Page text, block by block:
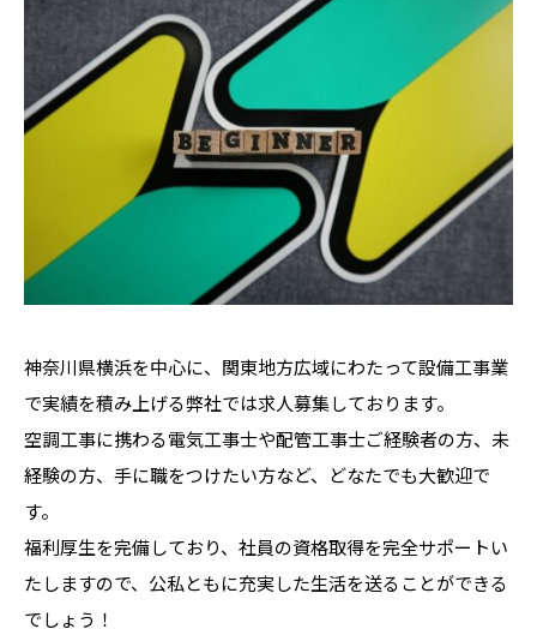
神奈川県横浜を中心に、関東地方広域にわたって設備工事業
で実績を積み上げる弊社では求人募集しております。
空調工事に携わる電気工事士や配管工事士ご経験者の方、未
経験の方、手に職をつけたい方など、どなたでも大歓迎で
す。
福利厚生を完備しており、社員の資格取得を完全サポートい
たしますので、公私ともに充実した生活を送ることができる
でしょう！